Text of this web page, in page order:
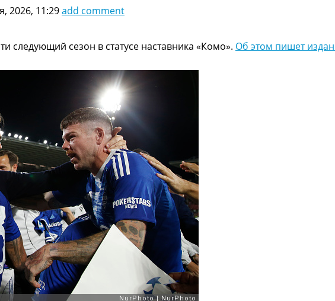
Мира
групп
2026, 11:29add comment
следующий сезон в статусе наставника «Комо». Об этом пишет